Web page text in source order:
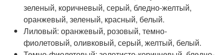
зеленый, коричневый, серый, бледно-желтый,
оранжевый, зеленый, красный, белый.
Лиловый: оранжевый, розовый, темно-
фиолетовый, оливковый, серый, желтый, белый.